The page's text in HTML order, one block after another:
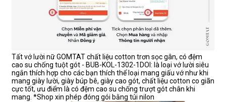
Tất vớ lười nữ GOMTAT chất liệu cotton trơn sọc gân, có đệm
cao su chống tuột gót - BUB-KOL-1302-1DOI: là loại vớ lười siêu
ngắn thích hợp cho các bạn thích thể loại mang giấu vớ như khi
mang giày lười, giày búp bê, giày cao gót, chất liệu cotton co giãn
cực tốt, ưu điểm là có đệm cao su chống trượt gót chân khi
mang. *Shop xin phép đóng gói bằng túi nilon